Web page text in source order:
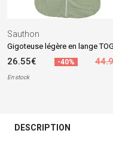
Sauthon
26.55€ -40%
En stock
DESCRIPTION